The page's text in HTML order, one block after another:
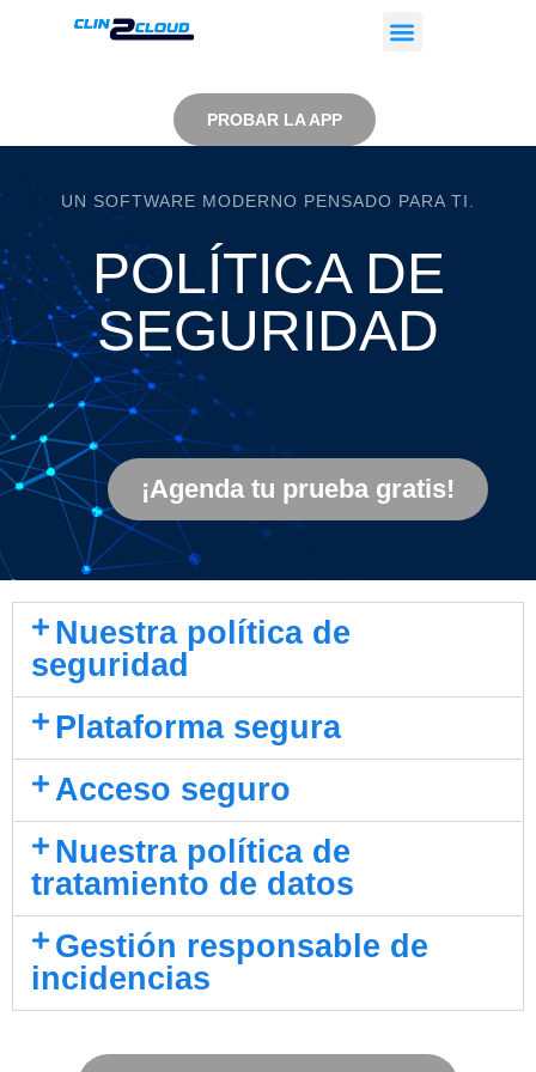
Menu
PROBAR LA APP
UN SOFTWARE MODERNO PENSADO PARA TI.
POLÍTICA DE
SEGURIDAD
¡Agenda tu prueba gratis!
Nuestra política de
seguridad
Plataforma segura
Acceso seguro
Nuestra política de
tratamiento de datos
Gestión responsable de
incidencias